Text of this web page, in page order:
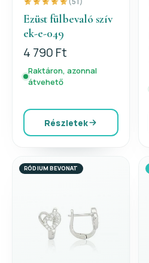
Ezüst fülbevaló szív
ek-e-049
4 790 Ft
Raktáron, azonnal
átvehető
Részletek
RÓDIUM BEVONAT